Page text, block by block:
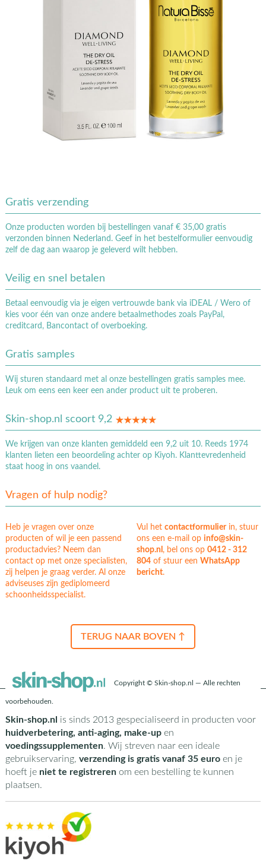
Gratis verzending
Onze producten worden bij bestellingen vanaf € 35,00 gratis
verzonden binnen Nederland. Geef in het bestelformulier eenvoudig
zelf de dag aan waarop je geleverd wilt hebben.
Veilig en snel betalen
Betaal eenvoudig via je eigen vertrouwde bank via iDEAL / Wero of
kies voor één van onze andere betaalmethodes zoals PayPal,
creditcard, Bancontact of overboeking.
Gratis samples
Wij sturen standaard met al onze bestellingen gratis samples mee.
Leuk om eens een keer een ander product uit te proberen.
Skin-shop.nl scoort 9,2
We krijgen van onze klanten gemiddeld een 9,2 uit 10. Reeds 1974
klanten lieten een beoordeling achter op Kiyoh. Klanttevredenheid
staat hoog in ons vaandel.
Vragen of hulp nodig?
Heb je vragen over onze
producten of wil je een passend
productadvies? Neem dan
contact op met onze specialisten,
zij helpen je graag verder. Al onze
adviseuses zijn gediplomeerd
schoonheidsspecialist.
Vul hetcontactformulierin, stuur
ons een e-mail op info@skin-
shop.nl, bel ons op0412 - 312
804 of stuur eenWhatsApp
bericht.
TERUG NAAR BOVEN ↑
Copyright © Skin-shop.nl — Alle rechten
voorbehouden.
Skin-shop.nl is sinds 2013 gespecialiseerd in producten voor
huidverbetering, anti-aging, make-upen
voedingssupplementen. Wij streven naar een ideale
gebruikservaring, verzending is gratis vanaf 35 euroen je
hoeft je niet te registrerenom een bestelling te kunnen
plaatsen.